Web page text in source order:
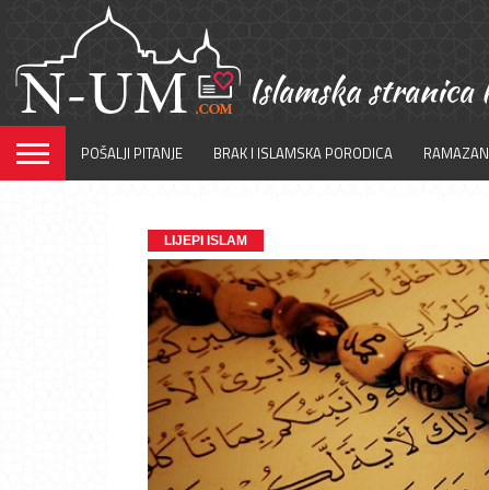
POŠALJI PITANJE BRAK I ISLAMSKA PORODICA RAMAZAN
LIJEPI ISLAM